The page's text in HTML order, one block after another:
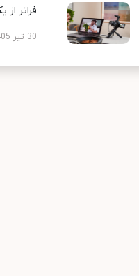
فراتر از
30 تیر 1405